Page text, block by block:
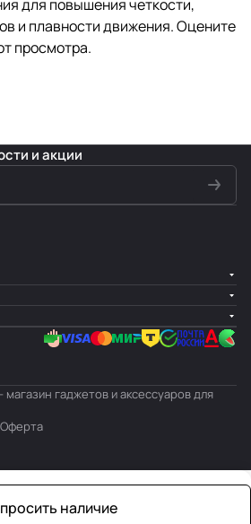
для повышения четкости,
и плавности движения. Оцените
просмотра.
наличие
и акции
гаджетов и аксессуаров для
Оферта